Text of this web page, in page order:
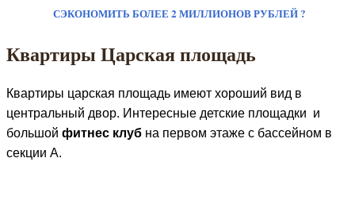
СЭКОНОМИТЬ БОЛЕЕ 2 МИЛЛИОНОВ РУБЛЕЙ ?
Квартиры Царская площадь
Квартиры царская площадь имеют хороший вид в
центральный двор. Интересные детские площадки и
большой фитнес клуб на первом этаже с бассейном в
секции А.